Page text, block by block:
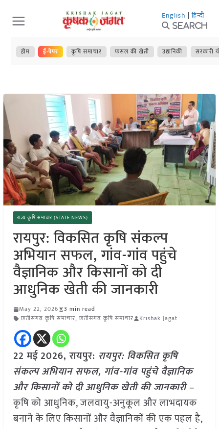
Skip
to
content
English | हिन्दी
Search
होम ई-पेपर कृषि समाचार फसल की खेती उद्यानिकी सरकारी
राज्य कृषि समाचार (STATE NEWS)
रायपुर: विकसित कृषि संकल्प
अभियान सफल, गांव-गांव पहुंचे
वैज्ञानिक और किसानों को दी
आधुनिक खेती की जानकारी
May 22, 2026
3 min read
छत्तीसगढ़ कृषि समाचार, छत्तीसगढ़ कृषि समाचार Krishak Jagat
22 मई2026, रायपुर: रायपुर: विकसित कृषि
संकल्प अभियान सफल, गांव-गांव पहुंचे वैज्ञानिक
और किसानों को दी आधुनिक खेती की जानकारी–
कृषि को आधुनिक, जलवायु-अनुकूल और लाभदायक
बनाने के लिए किसानों और वैज्ञानिकों की एक पहल है,